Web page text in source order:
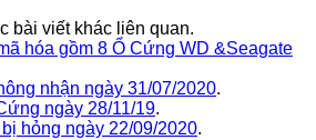
bài viết khác liên quan.
hóa gồm 8 Ổ Cứng WD &Seagate
nhận ngày 31/07/2020.
ngày 28/11/19.
hỏng ngày 22/09/2020.